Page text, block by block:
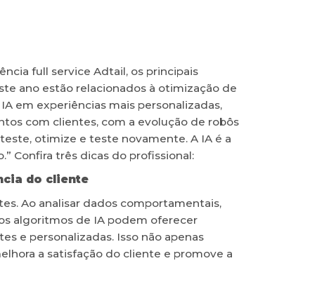
full service Adtail, os principais
ano estão relacionados à otimização de
em experiências mais personalizadas,
com clientes, com a evolução de robôs
otimize e teste novamente. A IA é a
Confira três dicas do profissional:
do cliente
Ao analisar dados comportamentais,
algoritmos de IA podem oferecer
e personalizadas. Isso não apenas
a satisfação do cliente e promove a